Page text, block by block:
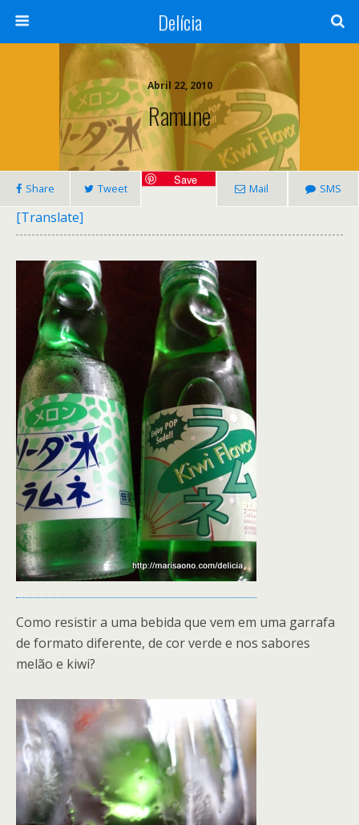
Delícia
Abril 22, 2010
Ramune
Share Tweet
Save
Mail SMS
[Translate]
Como resistir a uma bebida que vem em uma garrafa
de formato diferente, de cor verde e nos sabores
melão e kiwi?